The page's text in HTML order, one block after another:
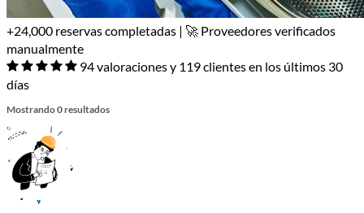
+24,000 reservas completadas | 🚀 Proveedores verificados
manualmente
94 valoraciones y 119 clientes en los últimos 30
días
Mostrando 0 resultados